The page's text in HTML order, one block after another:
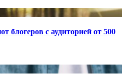
блогеров с аудиторией от 500